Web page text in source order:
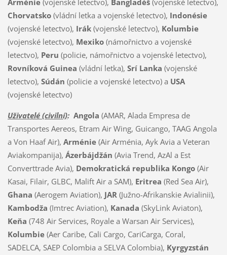
Arménie (vojenské letectvo), Bangladéš(vojenské letectvo),
Chorvatsko (vládní letka a vojenské letectvo), Indonésie
(vojenské letectvo), Irák(vojenské letectvo), Kolumbie
(vojenské letectvo), Mexiko(námořnictvo a vojenské
letectvo), Peru (policie, námořnictvo a vojenské letectvo),
Rovníková Guinea (vládní letka), Srí Lanka (vojenské
letectvo), Súdán (policie a vojenské letectvo) a USA
(vojenské letectvo)
Uživatelé (civilní): Angola (AMAR, Alada Empresa de
Transportes Aereos, Etram Air Wing, Guicango, TAAG Angola
a Von Haaf Air), Arménie (Air Arménia, Ayk Avia a Veteran
Aviakompanija), Ázerbájdžán (Avia Trend, AzAl a Est
Converttrade Avia), Demokratická republika Kongo (Air
Kasai, Filair, GLBC, Malift Air a SAM), Eritrea (Red Sea Air),
Ghana (Aerogem Aviation), JAR (Južno-Afrikanskie Avialinii),
Kambodža (Imtrec Aviation), Kanada (SkyLink Aviaton),
Keňa (748 Air Services, Royale a Warsan Air Services),
Kolumbie(Aer Caribe, Cali Cargo, CariCarga, Coral,
SADELCA, SAEP Colombia a SELVA Colombia), Kyrgyzstán